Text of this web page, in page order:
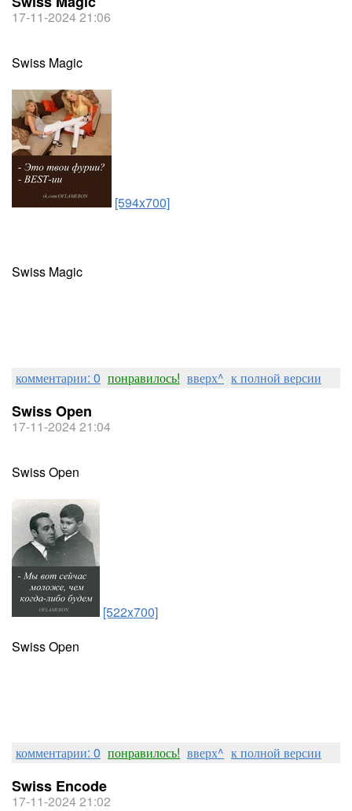
17-11-2024 21:06
Swiss Magic
[594x700]
Swiss Magic
комментарии: 0 понравилось! вверх^ к полной версии
Swiss Open
17-11-2024 21:04
Swiss Open
[522x700]
Swiss Open
комментарии: 0 понравилось! вверх^ к полной версии
Swiss Encode
17-11-2024 21:02